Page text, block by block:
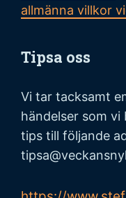
allmänna villkor
Tipsa oss
Vi tar tacksamt
händelser som
tips till följande